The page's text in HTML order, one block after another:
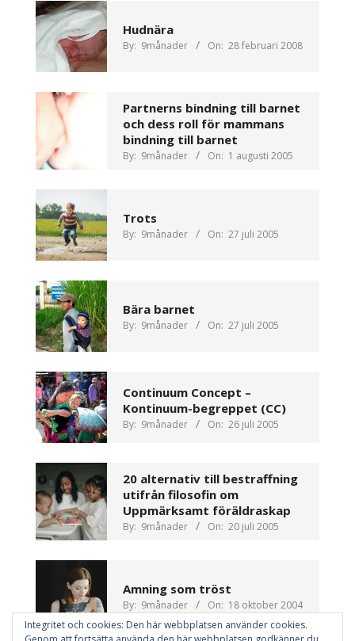
Hudnära
By: 9månader On: 28 februari 2008
Partnerns bindning till barnet
och dess roll för mammans
bindning till barnet
By: 9månader On: 1 augusti 2005
Trots
By: 9månader On: 27 juli 2005
Bära barnet
By: 9månader On: 27 juli 2005
Continuum Concept –
Kontinuum-begreppet (CC)
By: 9månader On: 26 juli 2005
20 alternativ till bestraffning
utifrån filosofin om
Uppmärksamt föräldraskap
By: 9månader On: 20 juli 2005
Amning som tröst
By: 9månader On: 18 oktober 2004
Integritet och cookies: Den här webbplatsen använder cookies.